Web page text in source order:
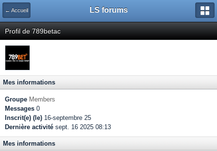
← Accueil LS forums
Profil de 789betac
Mes informations
Groupe Members
Messages 0
Inscrit(e) (le) 16-septembre 25
Dernière activité sept. 16 2025 08:13
Mes informations